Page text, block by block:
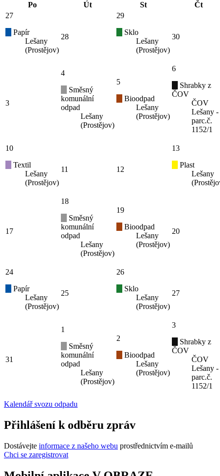
Po
Út St
Čt
27
Papír
Lešany
(Prostějov)
28
29
Sklo
Lešany
(Prostějov)
30
3
4
Směsný
komunální
odpad
Lešany
(Prostějov)
5
Bioodpad
Lešany
(Prostějov)
6
Shrabky z
ČOV
ČOV
Lešany -
parc.č.
1152/1
10
Textil
Lešany
(Prostějov)
11 12
13
Plast
Lešany
17
18
Směsný
komunální
odpad
Lešany
(Prostějov)
19
Bioodpad
Lešany
(Prostějov)
20
24
Papír
Lešany
(Prostějov)
25
26
Sklo
Lešany
(Prostějov)
27
31
1
Směsný
komunální
odpad
Lešany
(Prostějov)
2
Bioodpad
Lešany
(Prostějov)
3
Shrabky z
ČOV
ČOV
Lešany -
parc.č.
1152/1
Kalendář svozu odpadu
Přihlášení k odběru zpráv
Dostávejte informace z našeho webu prostřednictvím e-mailů
Chci se zaregistrovat